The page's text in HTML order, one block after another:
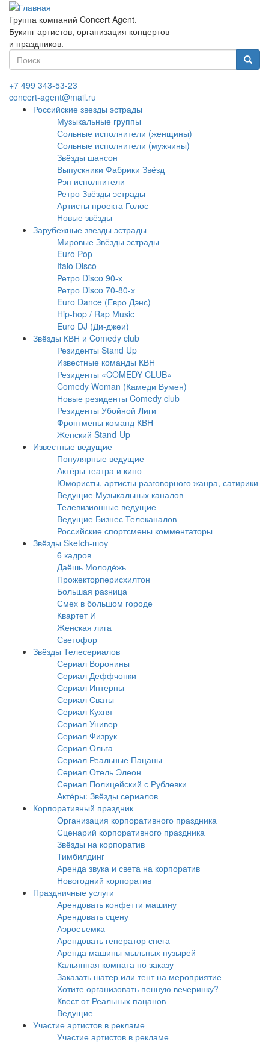
Перейти
основному
содержанию
Группа компаний Concert Agent.
Букинг артистов, организация концертов
и праздников.
Форма
поиска
+7 499 343-53-23
concert-agent@mail.ru
Российские звезды эстрады
Музыкальные группы
Сольные исполнители (женщины)
Сольные исполнители (мужчины)
Звёзды шансон
Выпускники Фабрики Звёзд
Рэп исполнители
Ретро Звёзды эстрады
Артисты проекта Голос
Новые звёзды
Зарубежные звезды эстрады
Мировые Звёзды эстрады
Euro Pop
Italo Disco
Ретро Disco 90-х
Ретро Disco 70-80-х
Euro Dance (Евро Дэнс)
Hip-hop / Rap Music
Euro DJ (Ди-джеи)
Звёзды КВН и Comedy club
Резиденты Stand Up
Известные команды КВН
Резиденты «COMEDY CLUB»
Comedy Woman (Камеди Вумен)
Новые резиденты Comedy club
Резиденты Убойной Лиги
Фронтмены команд КВН
Женский Stand-Up
Известные ведущие
Популярные ведущие
Актёры театра и кино
Юмористы, артисты разговорного жанра, сатирики
Ведущие Музыкальных каналов
Телевизионные ведущие
Ведущие Бизнес Телеканалов
Российские спортсмены комментаторы
Звёзды Sketch-шоу
6 кадров
Даёшь Молодёжь
Прожекторперисхилтон
Большая разница
Смех в большом городе
Квартет И
Женская лига
Светофор
Звёзды Телесериалов
Сериал Воронины
Сериал Деффчонки
Сериал Интерны
Сериал Сваты
Сериал Кухня
Сериал Универ
Сериал Физрук
Сериал Ольга
Сериал Реальные Пацаны
Сериал Отель Элеон
Сериал Полицейский с Рублевки
Актёры: Звёзды сериалов
Корпоративный праздник
Организация корпоративного праздника
Сценарий корпоративного праздника
Звёзды на корпоратив
Тимбилдинг
Аренда звука и света на корпоратив
Новогодний корпоратив
Праздничные услуги
Арендовать конфетти машину
Арендовать сцену
Аэросъемка
Арендовать генератор снега
Аренда машины мыльных пузырей
Кальянная комната по заказу
Заказать шатер или тент на мероприятие
Хотите организовать пенную вечеринку?
Квест от Реальных пацанов
Ведущие
Участие артистов в рекламе
Участие артистов в рекламе